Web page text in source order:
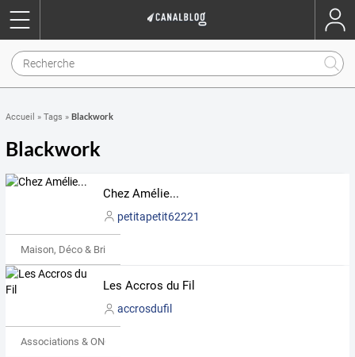
Accueil » Tags » Blackwork
Blackwork
Chez Amélie...
petitapetit62221
Maison, Déco & Bricolage
Les Accros du Fil
accrosdufil
Associations & ONG